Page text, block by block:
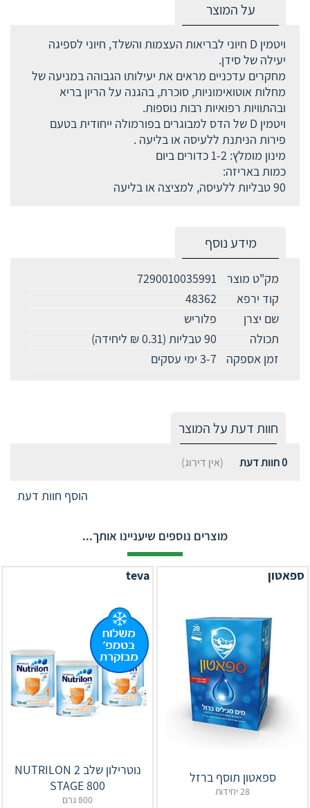
על המוצר
ויטמין D חיוני לבריאות העצמות והשלד, חיוני לספיגה
יעילה של סידן.
מחקרים עדכניים מראים את יעילותו הגבוהה במניעה של
מחלות אוטואימוניות, סוכרת, בהגנה על הריון בריא
ובהתוויות רפואיות רבות נוספות.
ויטמין D של הדס למבוגרים בפורמולה ייחודית בטעם
פירות הניתנת ללעיסה או בליעה .
מינון מומלץ: 1-2 כדורים ביום
כמות באריזה:
90 טבליות ללעיסה, למציצה או בליעה
מידע נוסף
מק"ט מוצר
7290010035991
קוד ירפא
48362
שם יצרן
פלוריש
תכולה
90 טבליות (0.31 ₪ ליחידה)
זמן אספקה
3-7 ימי עסקים
חוות דעת על המוצר
0חוות דעת (אין דירוג)
הוסף חוות דעת
מוצרים נוספים שיעניינו אותך...
ספאטון
ספאטון תוסף ברזל
28 יחידות
teva
נוטרילון שלב 2 NUTRILON
STAGE 800
800 גרם